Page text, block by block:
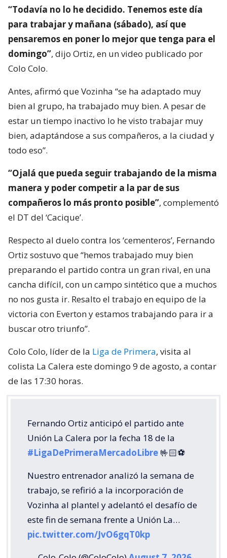
“Todavía no lo he decidido. Tenemos este día
para trabajar y mañana (sábado), así que
pensaremos en poner lo mejor que tenga para el
domingo”, dijo Ortiz, en un video publicado por
Colo Colo.
Antes, afirmó que Vozinha “se ha adaptado muy
bien al grupo, ha trabajado muy bien. A pesar de
estar un tiempo inactivo lo he visto trabajar muy
bien, adaptándose a sus compañeros, a la ciudad y
todo eso”.
“Ojalá que pueda seguir trabajando de la misma
manera y poder competir a la par de sus
compañeros lo más pronto posible”, complementó
el DT del ‘Cacique’.
Respecto al duelo contra los ‘cementeros’, Fernando
Ortiz sostuvo que “hemos trabajado muy bien
preparando el partido contra un gran rival, en una
cancha difícil, con un campo sintético que a muchos
no nos gusta ir. Resalto el trabajo en equipo de la
victoria con Everton y estamos trabajando para ir a
buscar otro triunfo”.
Colo Colo, líder de la Liga de Primera, visita al
colista La Calera este domingo 9 de agosto, a contar
de las 17:30 horas.
Fernando Ortiz anticipó el partido ante
Unión La Calera por la fecha 18 de la
#LigaDePrimeraMercadoLibre 🤟🏻⚽️
Nuestro entrenador analizó la semana de
trabajo, se refirió a la incorporación de
Vozinha al plantel y adelantó el desafío de
este fin de semana frente a Unión La…
pic.twitter.com/JvO6gqT0kp